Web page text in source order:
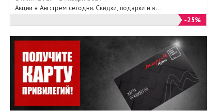
Акции в Ангстрем сегодня. Скидки, подарки и в...
-25%